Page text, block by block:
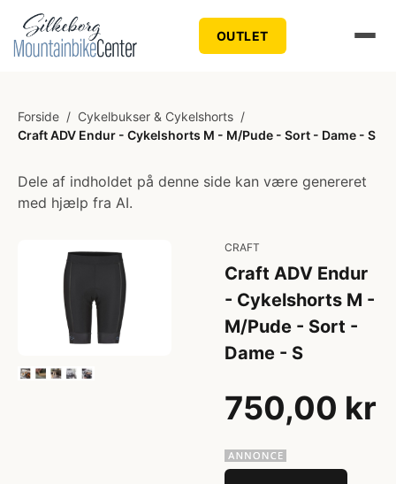
OUTLET
Forside / Cykelbukser & Cykelshorts /
Craft ADV Endur - Cykelshorts M - M/Pude - Sort - Dame - S
Dele af indholdet på denne side kan være genereret
med hjælp fra AI.
CRAFT
Craft ADV Endur
- Cykelshorts M -
M/Pude - Sort -
Dame - S
750,00 kr